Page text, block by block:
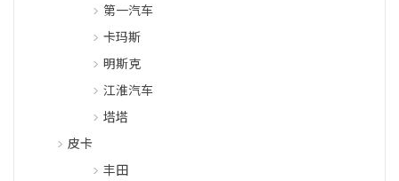
第一汽车
卡玛斯
明斯克
江淮汽车
塔塔
皮卡
丰田